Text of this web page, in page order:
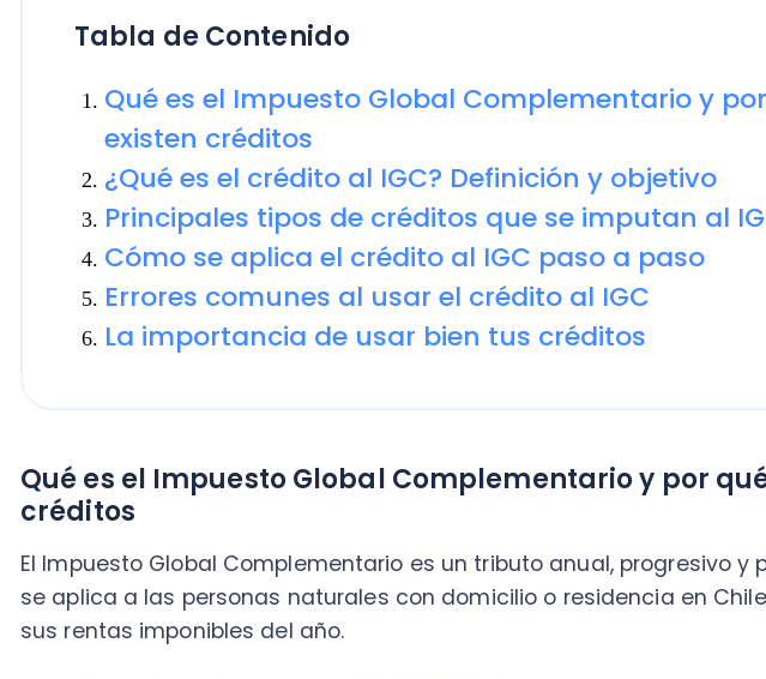
¿Qué es el crédito al IGC? Definición y objetivo
Principales tipos de créditos que se imputan al IGC
Cómo se aplica el crédito al IGC paso a paso
Errores comunes al usar el crédito al IGC
La importancia de usar bien tus créditos
Qué es el Impuesto Global Complementario y por qué
créditos
Se declara y paga a través delFormulario 22durante la Operación Renta,
considerando sueldos, honorarios, rentas empresariales, dividendos, retiros,
Como se trata de un impuesto final, la ley permite imputar distintos
rebajar el monto total a pagar, de manera de evitar doble tributación o